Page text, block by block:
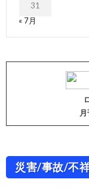
31
« 7月
災害/事故/不